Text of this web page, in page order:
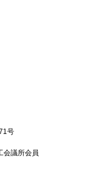
号
議所会員